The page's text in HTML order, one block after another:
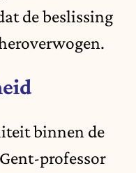
de beslissing
binnen de
professor